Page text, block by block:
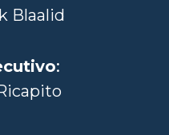
Blaalid
: